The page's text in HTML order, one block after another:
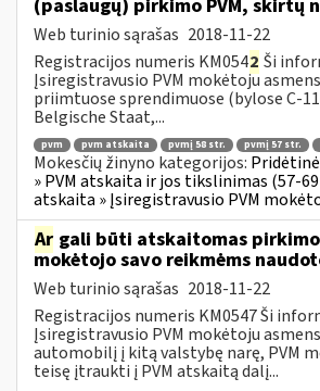
(paslaugų) pirkimo PVM, skirtų
Web turinio sąrašas 2018-11-22
Registracijos numeris KM0542 Ši
Įsiregistravusio PVM mokėtoju
priimtuose sprendimuose (bylose C-
Belgische Staat,...
pvm pvm atskaita pvmį 58 str. pvmį 57 str.
Mokesčių žinyno kategorijos:
» PVM atskaita ir jos tikslinimas (57-69
atskaita » Įsiregistravusio PVM
Ar gali būti atskaitomas pirkimo
mokėtojo savo reikmėms
Web turinio sąrašas 2018-11-22
Registracijos numeris KM0547 Ši
Įsiregistravusio PVM mokėtoju
automobilį į kitą valstybę narę, PVM
teisę įtraukti į PVM atskaitą dalį...